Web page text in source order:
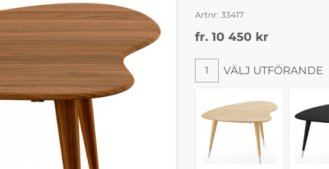
Artnr: 33417
fr. 10 450 kr
Välj utförande
1 VÄLJ UTFÖRANDE